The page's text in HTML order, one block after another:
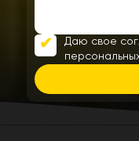
Даю свое